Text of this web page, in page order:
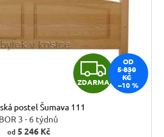
Z
D
ZDARMA
OD
5 830
KČ
–10 %
postel Šumava 111
BOR 3 - 6 týdnů
od 5 246 Kč